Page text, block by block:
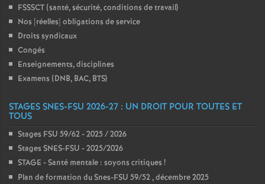
FSSSCT (santé, sécurité, conditions de travail)
Nos [réelles] obligations de service
Droits syndicaux
Congés
Enseignements, disciplines
Examens (DNB, BAC, BTS)
STAGES SNES-FSU 2026-27 : UN DROIT POUR TOUTES ET
TOUS
Stages FSU 59/62 - 2025 / 2026
Stages SNES-FSU - 2025/2026
STAGE - Santé mentale : soyons critiques !
Plan de formation du Snes-FSU 59/52 , décembre 2025